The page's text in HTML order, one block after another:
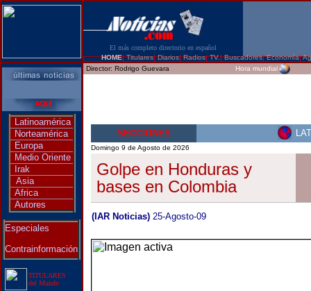
El más completo directorio en español
HOME|Titulares| Diarios| Radios| TV.|Buscadores|Economía|
Latinoamérica
Norteamérica
Europa
Medio Oriente
Irak
Asia
Africa
Autores
Especiales
Contrainformación
TITULARES
del Mundo
Director: Rodrigo Guevara Hora mundial
SECCIONES
Domingo 9 de Agosto de 2026
Golpe en Honduras y
bases en Colombia
(IAR Noticias) 25-Agosto-09